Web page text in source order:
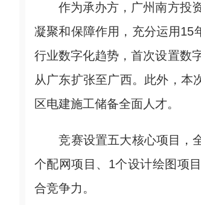
作为承办方，广州南方投资
凝聚和保障作用，充分运用15
行业数字化趋势，首次设置数
从广东扩张至广西。此外，本
区电建施工储备全面人才。
竞赛设置五大核心项目，全
个配网项目、1个设计绘图项
合竞争力。